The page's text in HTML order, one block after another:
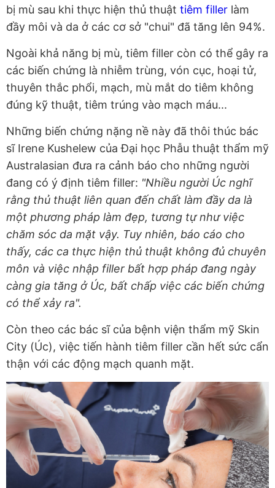
bị mù sau khi thực hiện thủ thuật tiêm filler làm
đầy môi và da ở các cơ sở "chui" đã tăng lên 94%.
Ngoài khả năng bị mù, tiêm filler còn có thể gây ra
các biến chứng là nhiễm trùng, vón cục, hoại tử,
thuyên thắc phổi, mạch, mù mắt do tiêm không
đúng kỹ thuật, tiêm trúng vào mạch máu...
Những biến chứng nặng nề này đã thôi thúc bác
sĩ Irene Kushelew của Đại học Phẫu thuật thẩm mỹ
Australasian đưa ra cảnh báo cho những người
đang có ý định tiêm filler: "Nhiều người Úc nghĩ
rằng thủ thuật liên quan đến chất làm đầy da là
một phương pháp làm đẹp, tương tự như việc
chăm sóc da mặt vậy. Tuy nhiên, báo cáo cho
thấy, các ca thực hiện thủ thuật không đủ chuyên
môn và việc nhập filler bất hợp pháp đang ngày
càng gia tăng ở Úc, bất chấp việc các biến chứng
có thể xảy ra".
Còn theo các bác sĩ của bệnh viện thẩm mỹ Skin
City (Úc), việc tiến hành tiêm filler cần hết sức cẩn
thận với các động mạch quanh mặt.